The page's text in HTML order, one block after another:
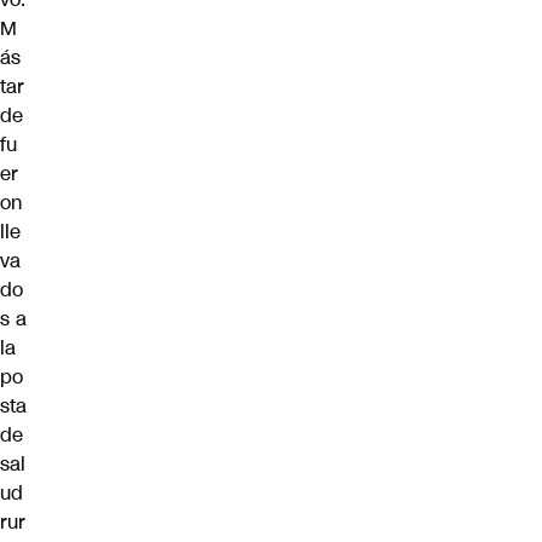
M
ás
tar
de
fu
er
on
lle
va
do
s a
la
po
sta
de
sal
ud
rur